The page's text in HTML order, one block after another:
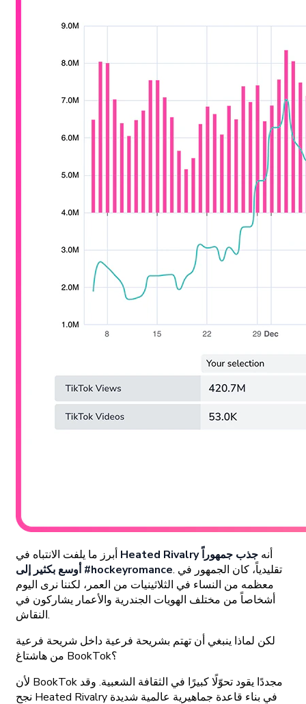
Heated Rivalry أنه جذب جمهوراً
أوسع بكثير إلى #hockeyromance. تقليدياً، كان الجمهور في
معظمه من النساء في الثلاثينيات من العمر، لكننا نرى اليوم
أشخاصاً من مختلف الهويات الجندرية والأعمار يشاركون في
النقاش.
لكن لماذا ينبغي أن تهتم بشريحة فرعية داخل شريحة فرعية
من هاشتاغ BookTok؟
لأن BookTok مجددًا يقود تحوّلًا كبيرًا في الثقافة الشعبية. وقد
نجح Heated Rivalry في بناء قاعدة جماهيرية عالمية شديدة